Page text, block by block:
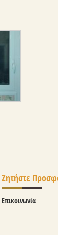
Ζητήστε
Επικοινωνία